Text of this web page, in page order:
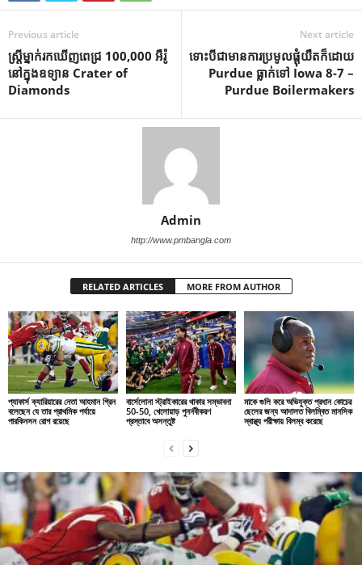
Previous article
ស្ត្រីម្នាក់រកឃើញពេជ្រ 100,000 អឺរ៉ូ
នៅក្នុងឧទ្យាន Crater of
Diamonds
Next article
ទោះបីជាមានការប្រមូលផ្តុំយឺតក៏ដោយ
Purdue ធ្លាក់ទៅ Iowa 8-7 –
Purdue Boilermakers
Admin
http://www.pmbangla.com
RELATED ARTICLES MORE FROM AUTHOR
প্যাকার্স ক্যারিয়ারের নেতা আহমান গ্রিন
বলেছেন যে তার প্রাথমিক পর্যায়ে
পারকিনসন রোগ রয়েছে
বার্সেলোনা স্ট্রাইকারের থাকার সম্ভাবনা
50-50, খেলোয়াড় পুনর্নবীকরণ
প্রস্তাবে অসন্তুষ্ট
মাকে গুলি করে অভিযুক্ত প্রধান কোচের
ছেলের জন্য আদালত বিলম্বিত মানসিক
স্বাস্থ্য পরীক্ষায় বিলম্ব করেছে